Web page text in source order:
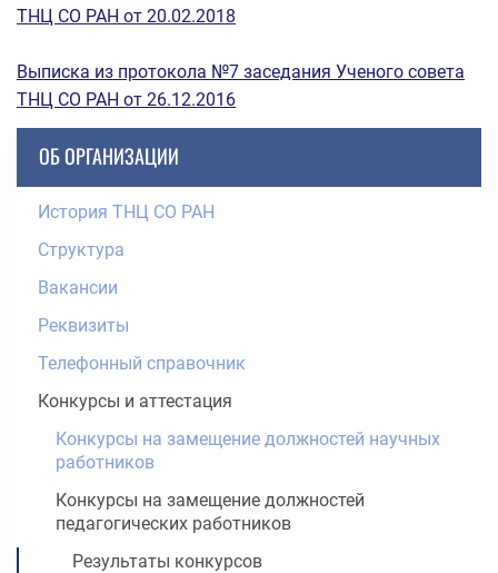
ТНЦ СО РАН от 20.02.2018
Выписка из протокола №7 заседания Ученого совета
ТНЦ СО РАН от 26.12.2016
ОБ ОРГАНИЗАЦИИ
История ТНЦ СО РАН
Структура
Вакансии
Реквизиты
Телефонный справочник
Конкурсы и аттестация
Конкурсы на замещение должностей научных
работников
Конкурсы на замещение должностей
педагогических работников
Результаты конкурсов